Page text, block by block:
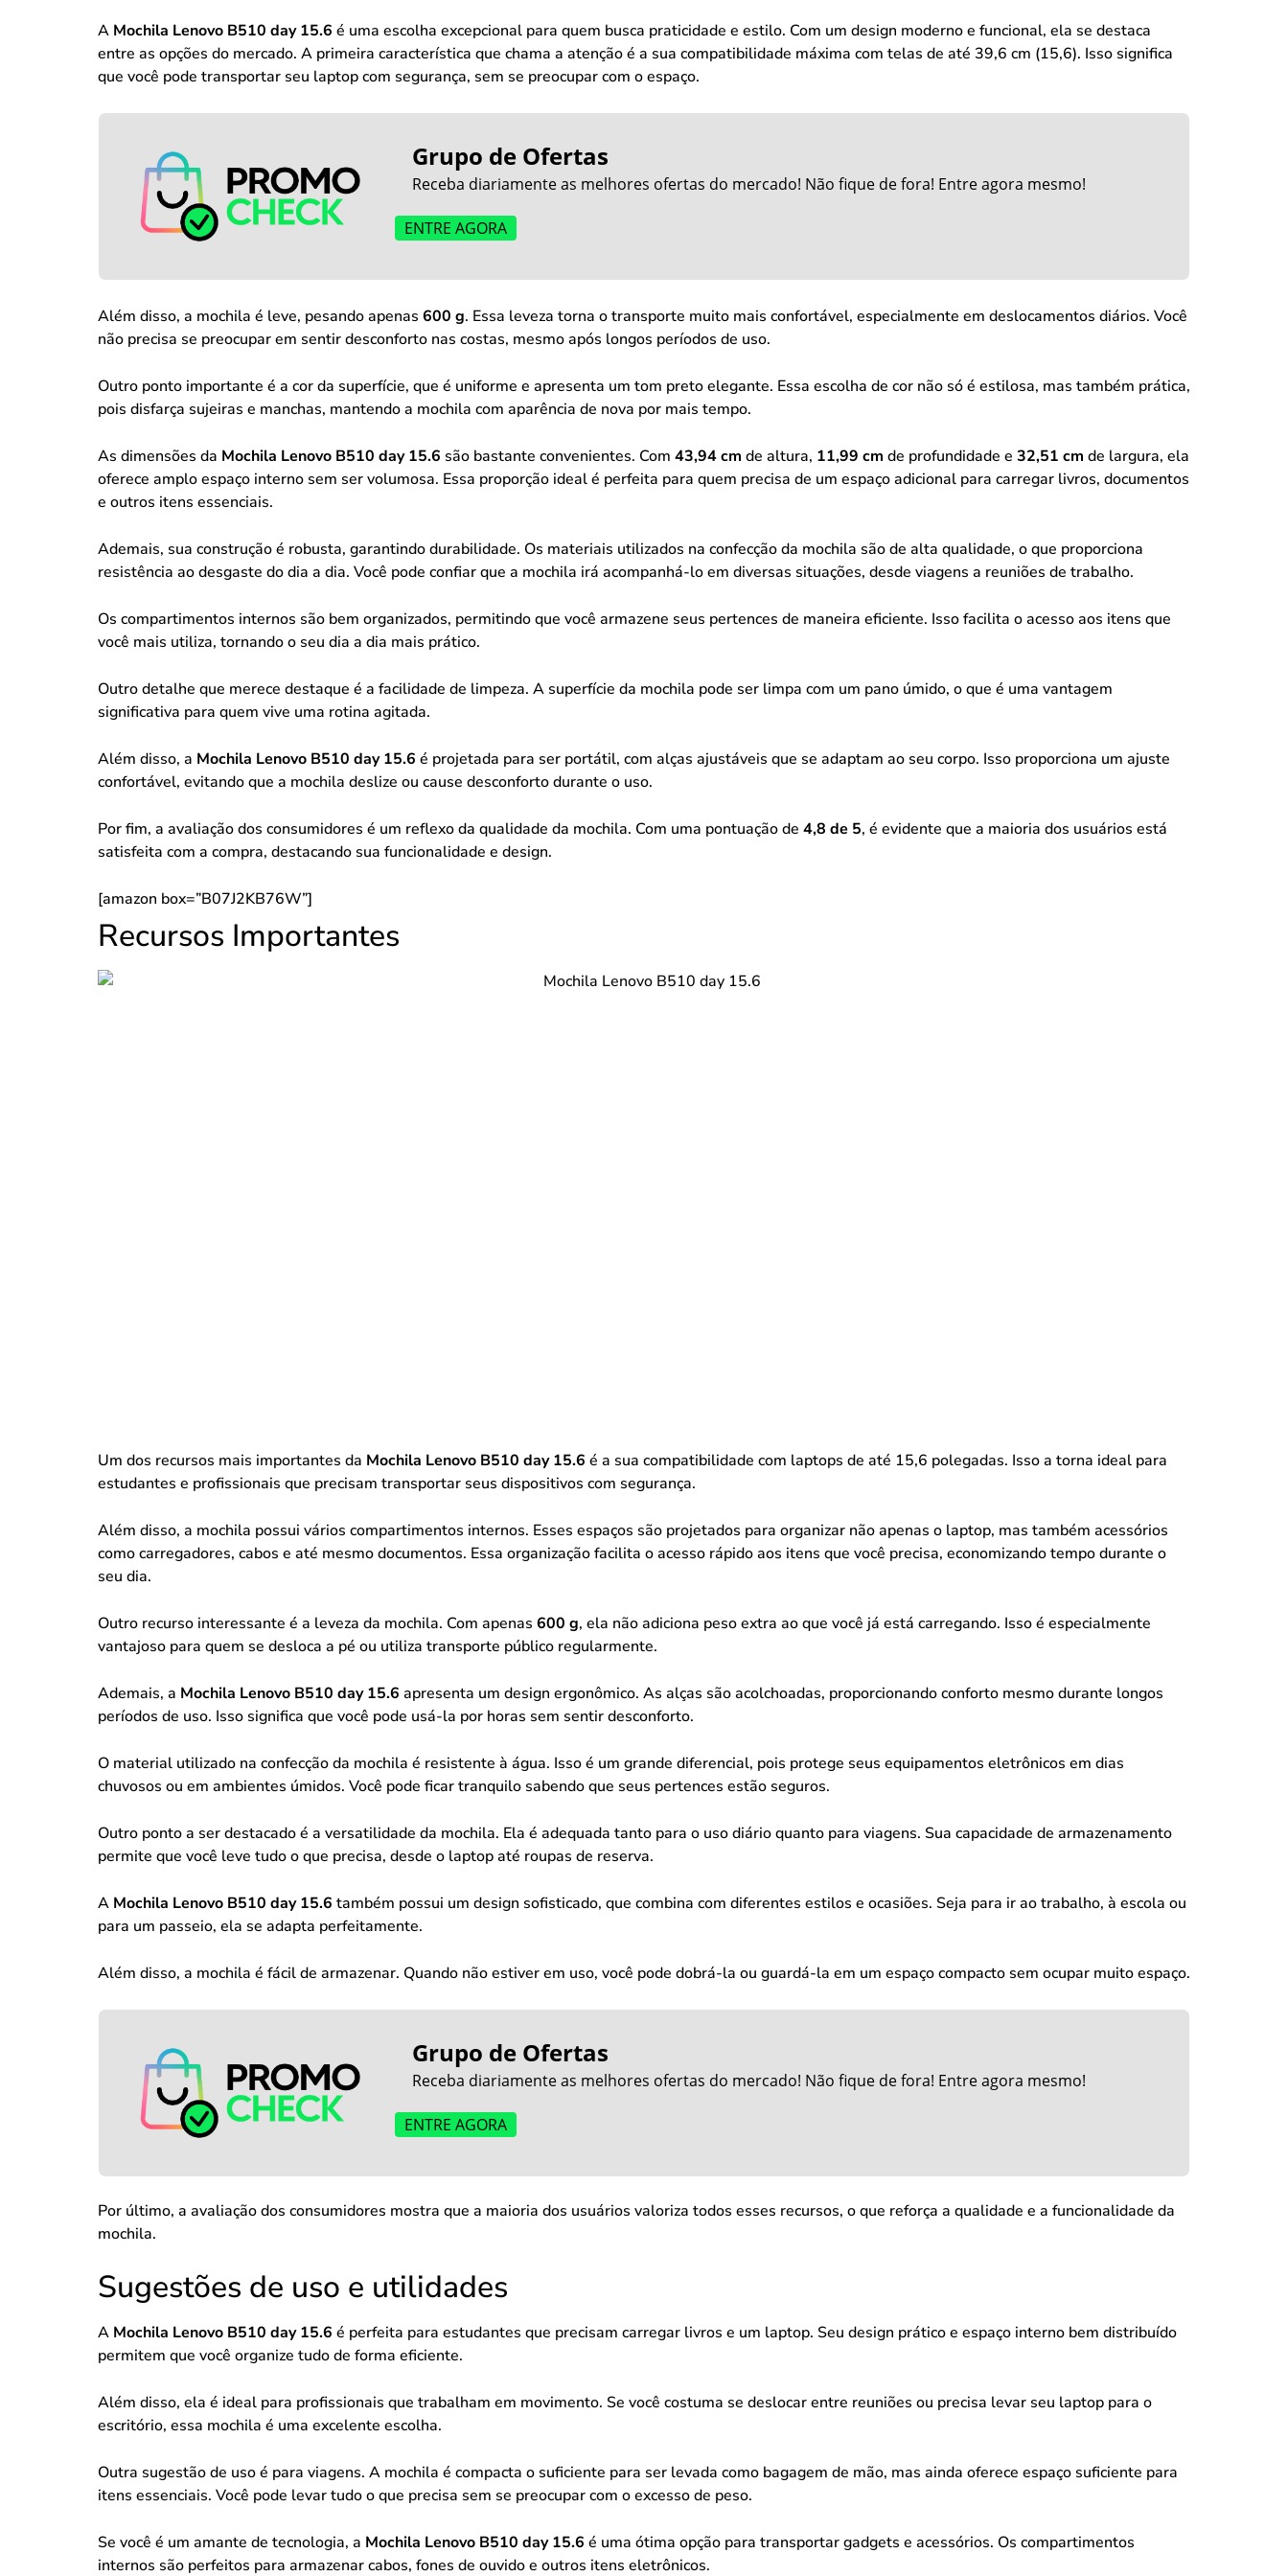
A Mochila Lenovo B510 day 15.6 é uma escolha excepcional para quem busca praticidade e estilo. Com um design moderno e funcional, ela se destaca
entre as opções do mercado. A primeira característica que chama a atenção é a sua compatibilidade máxima com telas de até 39,6 cm (15,6). Isso significa
que você pode transportar seu laptop com segurança, sem se preocupar com o espaço.
Grupo de Ofertas
Receba diariamente as melhores ofertas do mercado! Não fique de fora! Entre agora mesmo!
ENTRE AGORA
Além disso, a mochila é leve, pesando apenas 600 g. Essa leveza torna o transporte muito mais confortável, especialmente em deslocamentos diários. Você
não precisa se preocupar em sentir desconforto nas costas, mesmo após longos períodos de uso.
Outro ponto importante é a cor da superfície, que é uniforme e apresenta um tom preto elegante. Essa escolha de cor não só é estilosa, mas também prática,
pois disfarça sujeiras e manchas, mantendo a mochila com aparência de nova por mais tempo.
As dimensões da Mochila Lenovo B510 day 15.6 são bastante convenientes. Com 43,94 cm de altura, 11,99 cm de profundidade e 32,51 cm de largura, ela
oferece amplo espaço interno sem ser volumosa. Essa proporção ideal é perfeita para quem precisa de um espaço adicional para carregar livros, documentos
e outros itens essenciais.
Ademais, sua construção é robusta, garantindo durabilidade. Os materiais utilizados na confecção da mochila são de alta qualidade, o que proporciona
resistência ao desgaste do dia a dia. Você pode confiar que a mochila irá acompanhá-lo em diversas situações, desde viagens a reuniões de trabalho.
Os compartimentos internos são bem organizados, permitindo que você armazene seus pertences de maneira eficiente. Isso facilita o acesso aos itens que
você mais utiliza, tornando o seu dia a dia mais prático.
Outro detalhe que merece destaque é a facilidade de limpeza. A superfície da mochila pode ser limpa com um pano úmido, o que é uma vantagem
significativa para quem vive uma rotina agitada.
Além disso, a Mochila Lenovo B510 day 15.6 é projetada para ser portátil, com alças ajustáveis que se adaptam ao seu corpo. Isso proporciona um ajuste
confortável, evitando que a mochila deslize ou cause desconforto durante o uso.
Por fim, a avaliação dos consumidores é um reflexo da qualidade da mochila. Com uma pontuação de 4,8 de 5, é evidente que a maioria dos usuários está
satisfeita com a compra, destacando sua funcionalidade e design.
[amazon box=”B07J2KB76W”]
Recursos Importantes
Um dos recursos mais importantes da Mochila Lenovo B510 day 15.6 é a sua compatibilidade com laptops de até 15,6 polegadas. Isso a torna ideal para
estudantes e profissionais que precisam transportar seus dispositivos com segurança.
Além disso, a mochila possui vários compartimentos internos. Esses espaços são projetados para organizar não apenas o laptop, mas também acessórios
como carregadores, cabos e até mesmo documentos. Essa organização facilita o acesso rápido aos itens que você precisa, economizando tempo durante o
seu dia.
Outro recurso interessante é a leveza da mochila. Com apenas 600 g, ela não adiciona peso extra ao que você já está carregando. Isso é especialmente
vantajoso para quem se desloca a pé ou utiliza transporte público regularmente.
Ademais, a Mochila Lenovo B510 day 15.6 apresenta um design ergonômico. As alças são acolchoadas, proporcionando conforto mesmo durante longos
períodos de uso. Isso significa que você pode usá-la por horas sem sentir desconforto.
O material utilizado na confecção da mochila é resistente à água. Isso é um grande diferencial, pois protege seus equipamentos eletrônicos em dias
chuvosos ou em ambientes úmidos. Você pode ficar tranquilo sabendo que seus pertences estão seguros.
Outro ponto a ser destacado é a versatilidade da mochila. Ela é adequada tanto para o uso diário quanto para viagens. Sua capacidade de armazenamento
permite que você leve tudo o que precisa, desde o laptop até roupas de reserva.
A Mochila Lenovo B510 day 15.6 também possui um design sofisticado, que combina com diferentes estilos e ocasiões. Seja para ir ao trabalho, à escola ou
para um passeio, ela se adapta perfeitamente.
Além disso, a mochila é fácil de armazenar. Quando não estiver em uso, você pode dobrá-la ou guardá-la em um espaço compacto sem ocupar muito espaço.
Grupo de Ofertas
Receba diariamente as melhores ofertas do mercado! Não fique de fora! Entre agora mesmo!
ENTRE AGORA
Por último, a avaliação dos consumidores mostra que a maioria dos usuários valoriza todos esses recursos, o que reforça a qualidade e a funcionalidade da
mochila.
Sugestões de uso e utilidades
A Mochila Lenovo B510 day 15.6 é perfeita para estudantes que precisam carregar livros e um laptop. Seu design prático e espaço interno bem distribuído
permitem que você organize tudo de forma eficiente.
Além disso, ela é ideal para profissionais que trabalham em movimento. Se você costuma se deslocar entre reuniões ou precisa levar seu laptop para o
escritório, essa mochila é uma excelente escolha.
Outra sugestão de uso é para viagens. A mochila é compacta o suficiente para ser levada como bagagem de mão, mas ainda oferece espaço suficiente para
itens essenciais. Você pode levar tudo o que precisa sem se preocupar com o excesso de peso.
Se você é um amante de tecnologia, a Mochila Lenovo B510 day 15.6 é uma ótima opção para transportar gadgets e acessórios. Os compartimentos
internos são perfeitos para armazenar cabos, fones de ouvido e outros itens eletrônicos.